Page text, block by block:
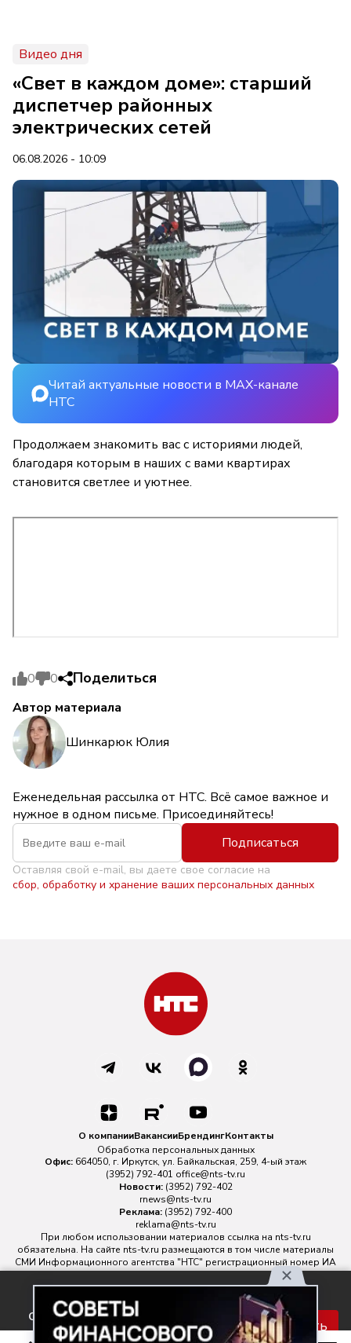
Видео дня
«Свет в каждом доме»: старший
диспетчер районных
электрических сетей
06.08.2026 - 10:09
Читай актуальные новости в MAX-канале
НТС
Продолжаем знакомить вас с историями людей,
благодаря которым в наших с вами квартирах
становится светлее и уютнее.
0 0 Поделиться
Автор материала
Шинкарюк Юлия
Еженедельная рассылка от НТС. Всё самое важное и
нужное в одном письме. Присоединяйтесь!
Подписаться
Оставляя свой e-mail, вы даете свое согласие на
сбор, обработку и хранение ваших персональных данных
соглашаетесь с правилами
обработки персональных
Принять
О компанииВакансииБрендингКонтакты
Обработка персональных данных
Офис: 664050, г. Иркутск, ул. Байкальская, 259, 4-ый этаж
(3952) 792-401 office@nts-tv.ru
Новости: (3952) 792-402
rnews@nts-tv.ru
Реклама: (3952) 792-400
reklama@nts-tv.ru
При любом использовании материалов ссылка на nts-tv.ru
обязательна. На сайте nts-tv.ru размещаются в том числе материалы
СМИ Информационного агентства "НТС" регистрационный номер ИА
№ ФС 77 - 88763 зарегистрировано Федеральной службой по
надзору в сфере связи, информационных технологий и массовых
Главный редактор ИА "НТС" Иштулкин Евгений Александрович
16+